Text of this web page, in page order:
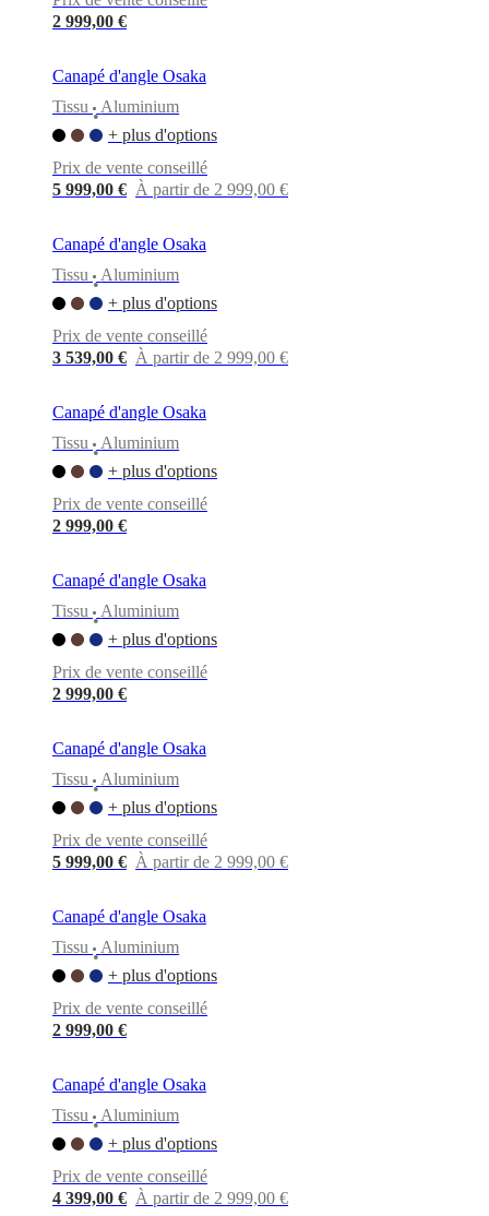
2 999,00 €
Canapé d'angle Osaka
Tissu
•
Aluminium
+ plus d'options
Prix de vente conseillé
5 999,00 € À partir de 2 999,00 €
Canapé d'angle Osaka
Tissu
•
Aluminium
+ plus d'options
Prix de vente conseillé
3 539,00 € À partir de 2 999,00 €
Canapé d'angle Osaka
Tissu
•
Aluminium
+ plus d'options
Prix de vente conseillé
2 999,00 €
Canapé d'angle Osaka
Tissu
•
Aluminium
+ plus d'options
Prix de vente conseillé
2 999,00 €
Canapé d'angle Osaka
Tissu
•
Aluminium
+ plus d'options
Prix de vente conseillé
5 999,00 € À partir de 2 999,00 €
Canapé d'angle Osaka
Tissu
•
Aluminium
+ plus d'options
Prix de vente conseillé
2 999,00 €
Canapé d'angle Osaka
Tissu
•
Aluminium
+ plus d'options
Prix de vente conseillé
4 399,00 € À partir de 2 999,00 €